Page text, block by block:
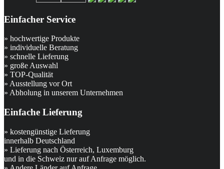
Einfacher Service
» hochwertige Produkte
» individuelle Beratung
» schnelle Lieferung
» große Auswahl
» TOP-Qualität
» Ausstellung vor Ort
» Abholung in unserem Unternehmen
Einfache Lieferung
» kostengünstige Lieferung
innerhalb Deutschland
» Lieferung nach Österreich, Luxemburg
und in die Schweiz nur auf Anfrage möglich.